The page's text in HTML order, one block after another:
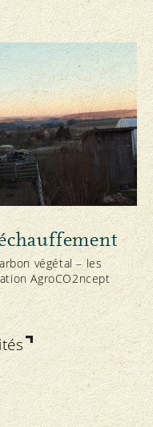
de détails
végétal – les
AgroCO2ncept